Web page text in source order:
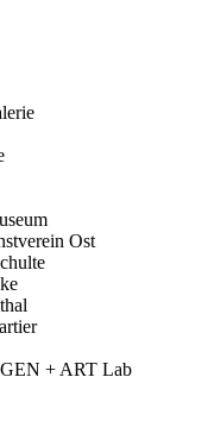
Ost
+ ART Lab